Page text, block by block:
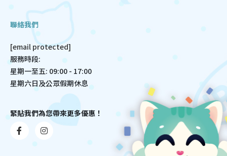
聯絡我們
[email protected]
服務時段:
星期一至五: 09:00 - 17:00
星期六日及公眾假期休息
緊貼我們為您帶來更多優惠！